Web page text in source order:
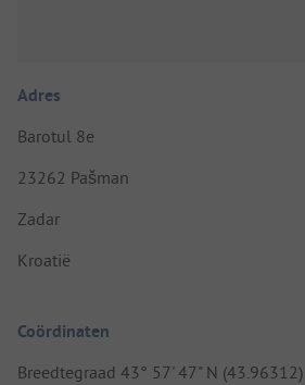
Adres
Barotul 8e
23262 Pašman
Zadar
Kroatië
Coördinaten
Breedtegraad 43° 57' 47" N (43.96312)